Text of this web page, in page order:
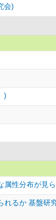
会)
)
属性分布が見
るか 基盤